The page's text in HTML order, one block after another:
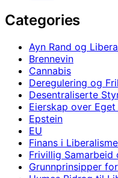
Categories
Ayn Rand og
Brennevin
Cannabis
Deregulering og
Desentraliserte
Eierskap over
Epstein
EU
Finans i
Frivillig Samarbeid
Grunnprinsipper